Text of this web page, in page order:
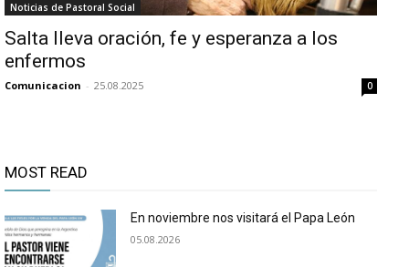
Noticias de Pastoral Social
Salta lleva oración, fe y esperanza a los
enfermos
Comunicacion - 25.08.2025 0
MOST READ
En noviembre nos visitará el Papa León
05.08.2026